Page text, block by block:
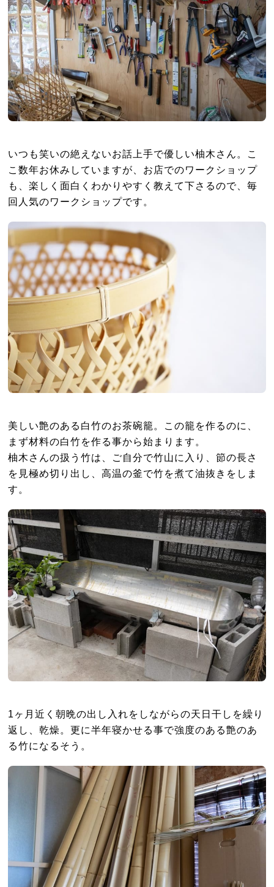
いつも笑いの絶えないお話上手で優しい柚木さん。こ
こ数年お休みしていますが、お店でのワークショップ
も、楽しく面白くわかりやすく教えて下さるので、毎
回人気のワークショップです。
美しい艶のある白竹のお茶碗籠。この籠を作るのに、
まず材料の白竹を作る事から始まります。
柚木さんの扱う竹は、ご自分で竹山に入り、節の長さ
を見極め切り出し、高温の釜で竹を煮て油抜きをしま
す。
1ヶ月近く朝晩の出し入れをしながらの天日干しを繰り
返し、乾燥。更に半年寝かせる事で強度のある艶のあ
る竹になるそう。